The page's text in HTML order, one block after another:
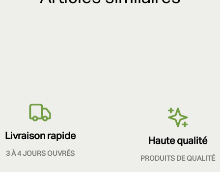
Livraison rapide
3 À 4 JOURS OUVRÉS
Haute qualité
PRODUITS DE QUALITÉ